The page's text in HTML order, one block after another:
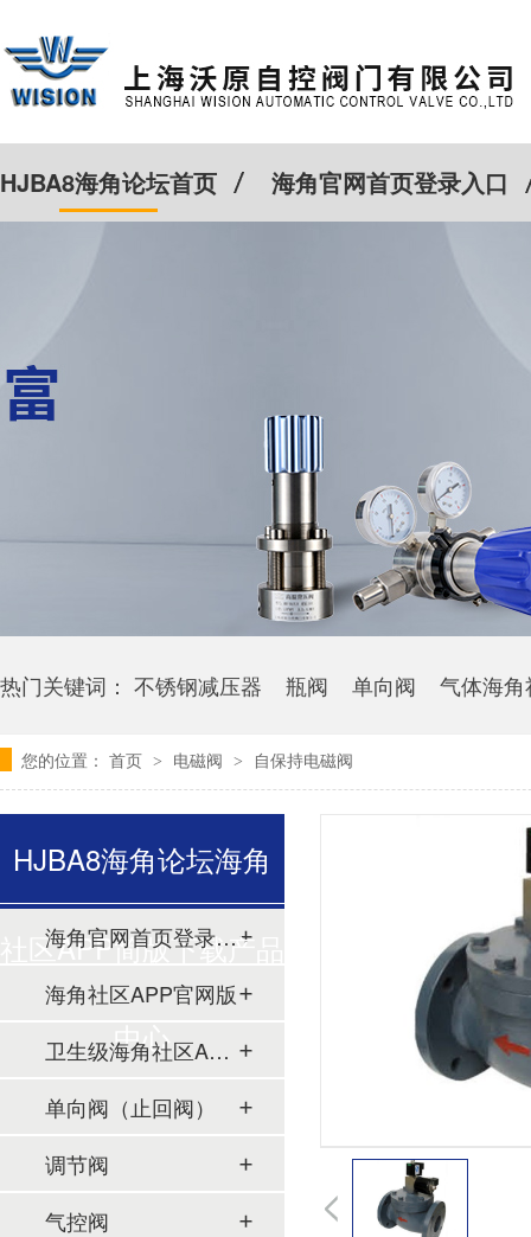
HJBA8海角论坛首页 海角官网首页登录入口
热门关键词： 不锈钢减压器 瓶阀 单向阀 气体海
您的位置： 首页 > 电磁阀 > 自保持电磁阀
HJBA8海角论坛海角
社区APP简版下载产品
中心
海角官网首页登录入口
海角社区APP官网版
卫生级海角社区APP简版下载
单向阀（止回阀）
调节阀
气控阀